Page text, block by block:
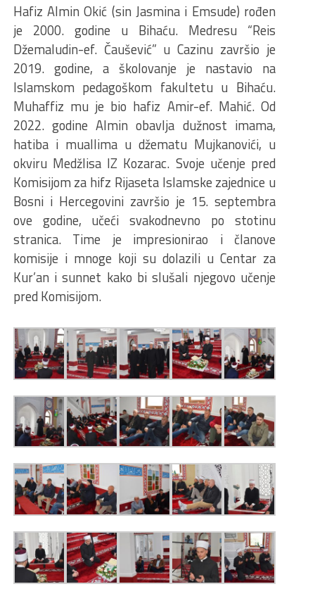
Hafiz Almin Okić (sin Jasmina i Emsude) rođen
je 2000. godine u Bihaću. Medresu “Reis
Džemaludin-ef. Čaušević” u Cazinu završio je
2019. godine, a školovanje je nastavio na
Islamskom pedagoškom fakultetu u Bihaću.
Muhaffiz mu je bio hafiz Amir-ef. Mahić. Od
2022. godine Almin obavlja dužnost imama,
hatiba i muallima u džematu Mujkanovići, u
okviru Medžlisa IZ Kozarac. Svoje učenje pred
Komisijom za hifz Rijaseta Islamske zajednice u
Bosni i Hercegovini završio je 15. septembra
ove godine, učeći svakodnevno po stotinu
stranica. Time je impresionirao i članove
komisije i mnoge koji su dolazili u Centar za
Kur’an i sunnet kako bi slušali njegovo učenje
pred Komisijom.